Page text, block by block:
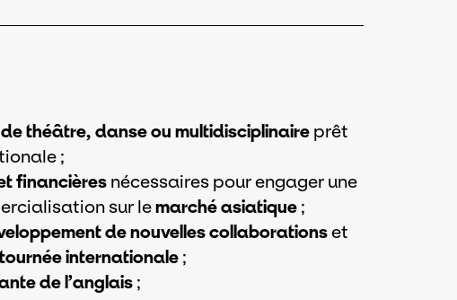
théâtre, danse ou multidisciplinaire prêt
;
financièresnécessaires pour engager une
sur lemarché asiatique;
de nouvelles collaborationset
internationale;
de l’anglais;